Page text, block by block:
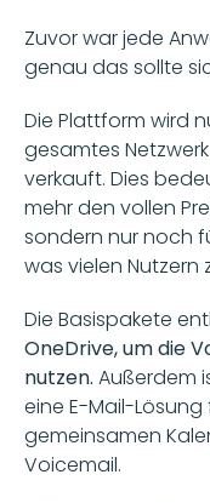
Zuvor war jede
genau das sollte
Die Plattform wird
gesamtes
verkauft. Dies
mehr den vollen
sondern nur noch
was vielen Nutzern
Die Basispakete
OneDrive, um die
nutzen. Außerdem
eine E-Mail-
gemeinsamen
Voicemail.